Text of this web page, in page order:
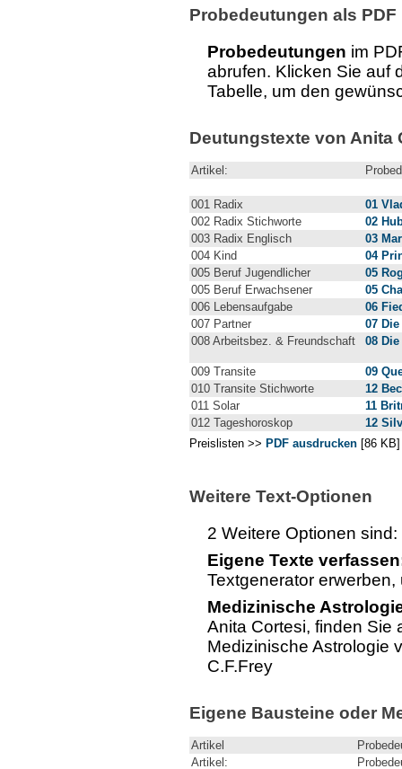
Probedeutungen als PDF
Probedeutungen im
abrufen. Klicken Sie auf
Tabelle, um den
Deutungstexte von Anita
Artikel:
001 Radix
01
002 Radix Stichworte
02
003 Radix Englisch
03
004 Kind
04
005 Beruf Jugendlicher
05
005 Beruf Erwachsener
05
006 Lebensaufgabe
06
007 Partner
07
008 Arbeitsbez. & Freundschaft
08
009 Transite
09
010 Transite Stichworte
12
011 Solar
11
012 Tageshoroskop
12
Preislisten >> PDF ausdrucken [86 KB]
Weitere Text-Optionen
2 Weitere Optionen sind:
Eigene Texte
Textgenerator
Medizinische
Anita Cortesi, finden Sie
Medizinische Astrologie
C.F.Frey
Eigene Bausteine oder
Artikel
Artikel: